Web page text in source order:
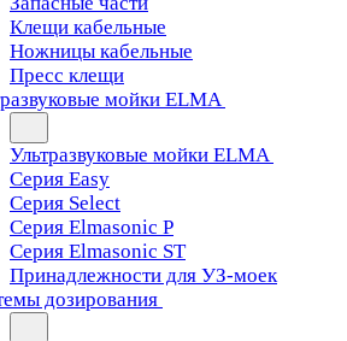
Клещи кабельные
Ножницы кабельные
Пресс клещи
мойки ELMA
Ультразвуковые мойки ELMA
Серия Easy
Серия Select
Серия Elmasonic P
Серия Elmasonic ST
Принадлежности для УЗ-моек
дозирования